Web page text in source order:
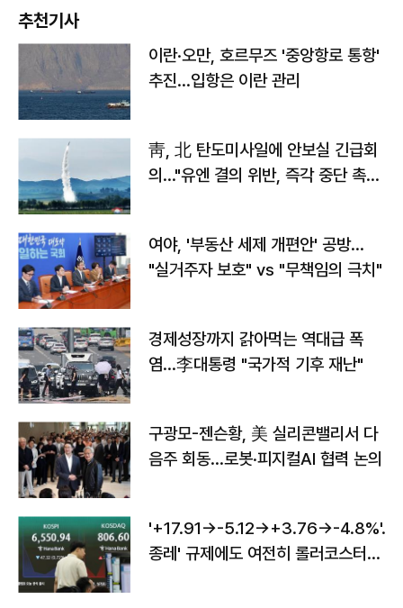
추천기사
이란·오만, 호르무즈 '중앙항로 통항'
추진…입항은 이란 관리
靑, 北 탄도미사일에 안보실 긴급회
의…"유엔 결의 위반, 즉각 중단 촉
여야, '부동산 세제 개편안' 공방…
"실거주자 보호" vs "무책임의 극치"
경제성장까지 갉아먹는 역대급 폭
염…李대통령 "국가적 기후 재난"
구광모-젠슨황, 美 실리콘밸리서 다
음주 회동…로봇·피지컬AI 협력 논의
'+17.91→-5.12→+3.76→-4.8%'…'
종레' 규제에도 여전히 롤러코스터